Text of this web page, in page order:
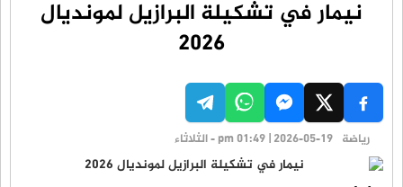
نيمار في تشكيلة البرازيل لمونديال
2026
رياضة pm 01:49 | 2026-05-19 - الثلاثاء